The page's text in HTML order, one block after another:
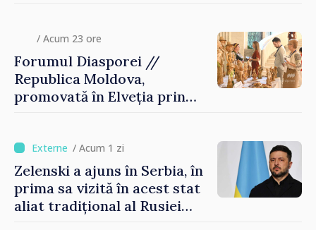
/ Acum 23 ore
Forumul Diasporei //
Republica Moldova,
promovată în Elveția prin
/ Acum 1 zi
Zelenski a ajuns în Serbia, în
prima sa vizită în acest stat
aliat tradițional al Rusiei